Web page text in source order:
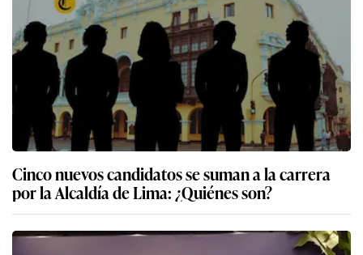
Cinco nuevos candidatos se suman a la carrera
por la Alcaldía de Lima: ¿Quiénes son?